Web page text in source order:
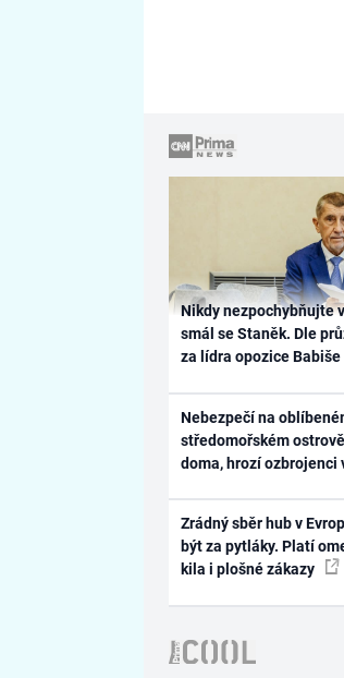
Nikdy nezpochybňujte
smál se Staněk. Dle
za lídra opozice Babiše
Nebezpečí na
středomořském
doma, hrozí ozbrojenci
Zrádný sběr hub v
být za pytláky. Platí
kila i plošné zákazy